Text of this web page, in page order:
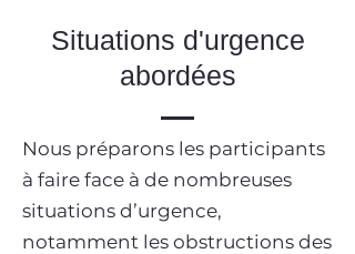
Situations d'urgence
abordées
Nous préparons les participants
à faire face à de nombreuses
situations d’urgence,
notamment les obstructions des